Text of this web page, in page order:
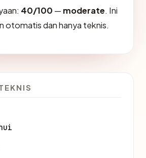
40/100 — moderate. Ini
otomatis dan hanya teknis.